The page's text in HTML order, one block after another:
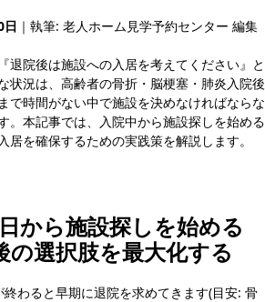
日 ｜執筆: 老人ホーム見学予約センター 編集
退院後は施設への入居を考えてください』と
況は、高齢者の骨折・脳梗塞・肺炎入院後
で時間がない中で施設を決めなければならな
。本記事では、入院中から施設探しを始める
居を確保するための実践策を解説します。
から施設探しを始める
の選択肢を最大化する
わると早期に退院を求めてきます(目安: 骨